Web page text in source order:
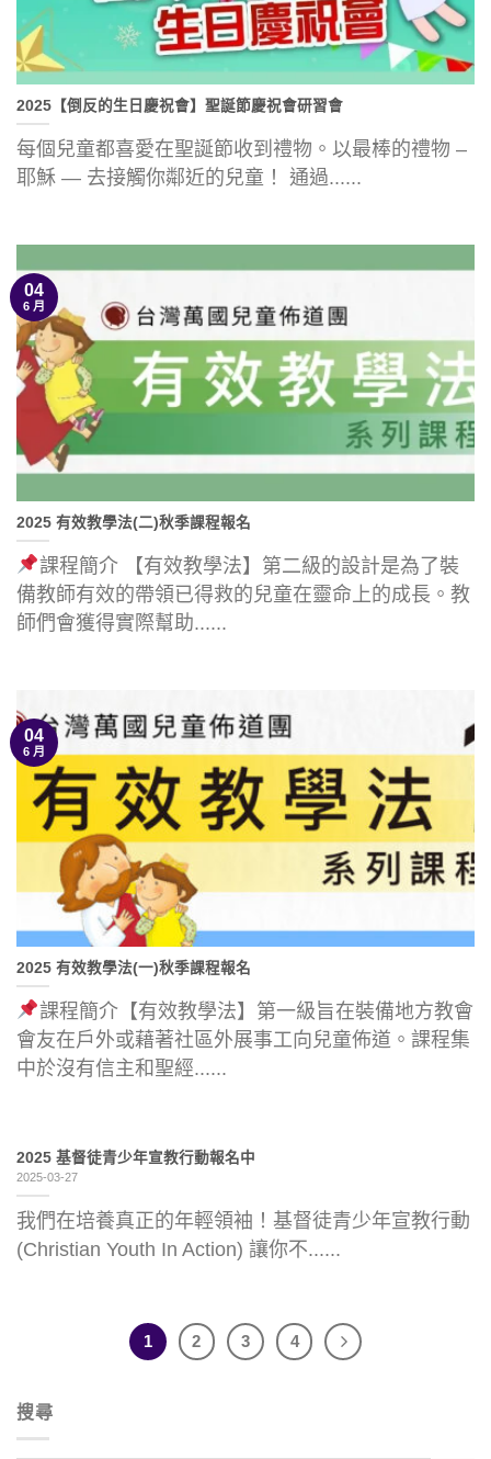
搜尋
2025【倒反的生日慶祝會】聖誕節慶祝會研習會
每個兒童都喜愛在聖誕節收到禮物。以最棒的禮物 –
耶穌 — 去接觸你鄰近的兒童！ 通過......
2025 有效教學法(二)秋季課程報名
課程簡介 【有效教學法】第二級的設計是為了裝
備教師有效的帶領已得救的兒童在靈命上的成長。教
師們會獲得實際幫助......
04
6 月
2025 有效教學法(一)秋季課程報名
課程簡介【有效教學法】第一級旨在裝備地方教會
會友在戶外或藉著社區外展事工向兒童佈道。課程集
中於沒有信主和聖經......
04
6 月
2025 基督徒青少年宣教行動報名中
2025-03-27
我們在培養真正的年輕領袖！基督徒青少年宣教行動
(Christian Youth In Action) 讓你不......
1 2 3 4